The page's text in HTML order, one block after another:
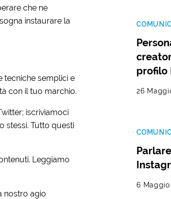
che ne
instaurare la
tecniche semplici e
con il tuo marchio.
iscriviamoci
stessi. Tutto questi
Leggiamo
nostro agio
profilo
26
6 Maggio